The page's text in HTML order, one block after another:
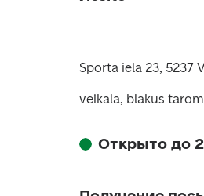
Sporta iela 23, 5237
veikala, blakus
Открыто до